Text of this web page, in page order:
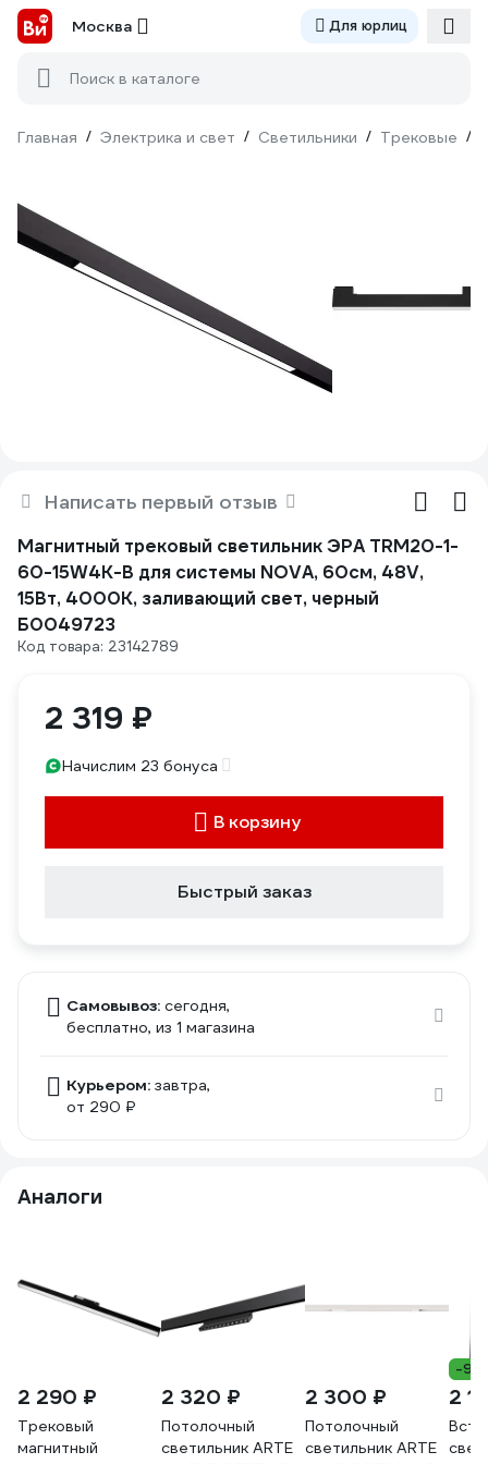
Москва Для юрлиц
Поиск в каталоге
Главная / Электрика и свет / Светильники / Трековые /
Написать первый отзыв
Магнитный трековый светильник ЭРА TRM20-1-
60-15W4K-B для системы NOVA, 60см, 48V,
15Вт, 4000К, заливающий свет, черный
Б0049723
Код товара: 23142789
2 319 ₽
Начислим 23 бонуса
В корзину
Быстрый заказ
Самовывоз: сегодня,
бесплатно, из 1 магазина
Курьером: завтра,
от 290 ₽
Аналоги
2 290 ₽
Трековый
магнитный
2 320 ₽
Потолочный
светильник ARTE
2 300 ₽
Потолочный
светильник ARTE
-9%
2